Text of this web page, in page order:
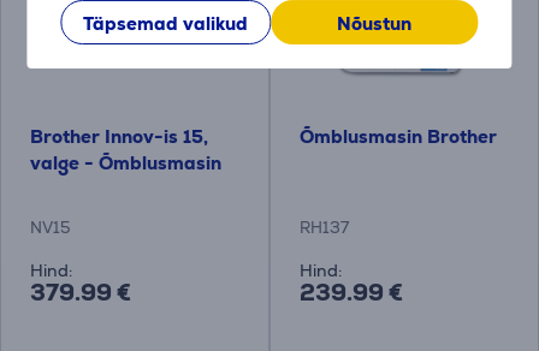
Täpsemad valikud Nõustun
Brother Innov-is 15,
valge - Õmblusmasin
NV15
Hind:
379.99 €
Õmblusmasin Brother
RH137
Hind:
239.99 €